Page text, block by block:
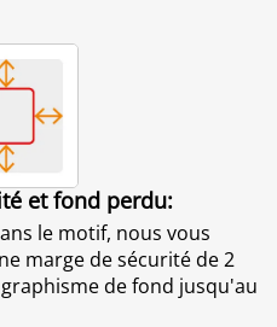
et fond perdu:
le motif, nous vous
marge de sécurité de 2
de fond jusqu'au